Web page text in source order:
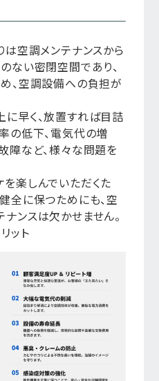
空調メンテナンスから
ない密閉空間であり、
、空調設備への負担が
早く、放置すれば目詰
の低下、電気代の増
障など、様々な問題を
楽しんでいただくた
全に保つためにも、空
ンスは欠かせません。
ット